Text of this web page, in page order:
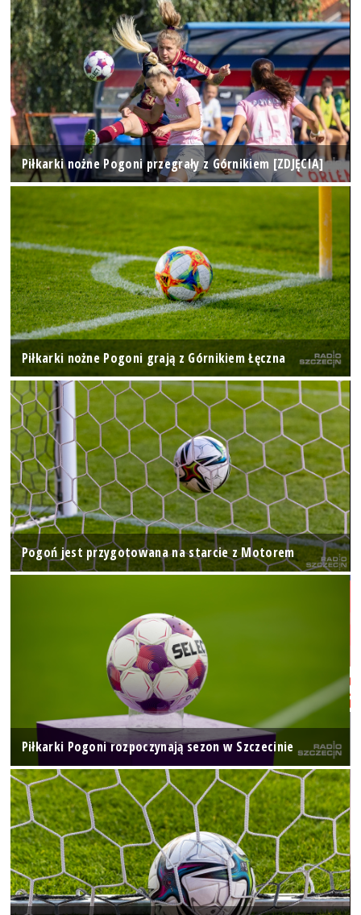
Piłkarki nożne Pogoni przegrały z Górnikiem [ZDJĘCIA]
Piłkarki nożne Pogoni grają z Górnikiem Łęczna
Pogoń jest przygotowana na starcie z Motorem
Piłkarki Pogoni rozpoczynają sezon w Szczecinie